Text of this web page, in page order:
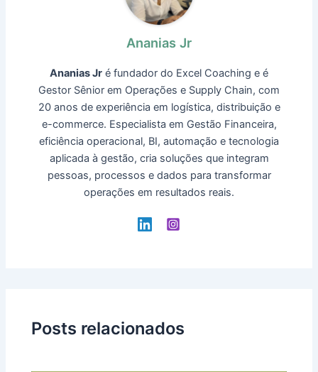
Ananias Jr
Ananias Jr é fundador do Excel Coaching e é
Gestor Sênior em Operações e Supply Chain, com
20 anos de experiência em logística, distribuição e
e-commerce. Especialista em Gestão Financeira,
eficiência operacional, BI, automação e tecnologia
aplicada à gestão, cria soluções que integram
pessoas, processos e dados para transformar
operações em resultados reais.
Posts relacionados